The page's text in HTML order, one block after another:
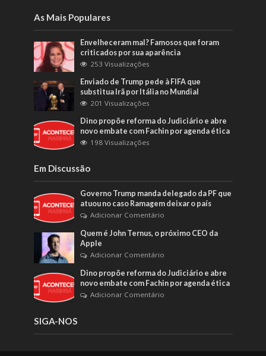
As Mais Populares
Envelheceram mal? Famosos que foram
criticados por sua aparência
253 Visualizações
Enviado de Trump pede à FIFA que
substitua Irã por Itália no Mundial
201 Visualizações
Dino propõe reforma do Judiciário e abre
novo embate com Fachin por agenda ética
198 Visualizações
Em Discussão
Governo Trump manda delegado da PF que
atuou no caso Ramagem deixar o país
Adicionar Comentário
Quem é John Ternus, o próximo CEO da
Apple
Adicionar Comentário
Dino propõe reforma do Judiciário e abre
novo embate com Fachin por agenda ética
Adicionar Comentário
SIGA-NOS